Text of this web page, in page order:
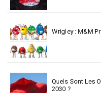
Wrigley : M&M
Quels Sont Les
2030 ?